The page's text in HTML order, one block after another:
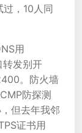
，10人同
用
发别开
。防火墙
防探测
但去年我邻
证书用